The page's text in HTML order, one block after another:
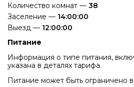
Количество комнат — 38
Заселение — 14:00:00
Выезд — 12:00:00
Питание
Информация о типе питания,
указана в деталях тарифа.
Питание может быть ограничено